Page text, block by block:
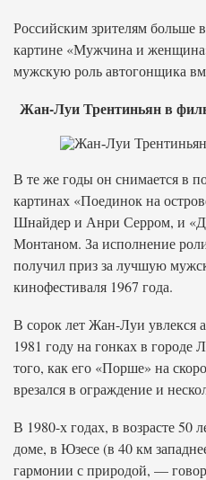
Российским зрителям больше
картине «Мужчина и
мужскую роль автогонщика
Жан-Луи Трентиньян в
В те же годы он снимается в
картинах «Поединок на
Шнайдер и Анри Серром, и
Монтаном. За исполнение
получил приз за лучшую
кинофестиваля 1967 года.
В сорок лет Жан-Луи увлекся
1981 году на гонках в
того, как его «Порше» на
врезался в ограждение и
В 1980-х годах, в возрасте 50
доме, в Юзесе (в 40 км
гармонии с природой, —